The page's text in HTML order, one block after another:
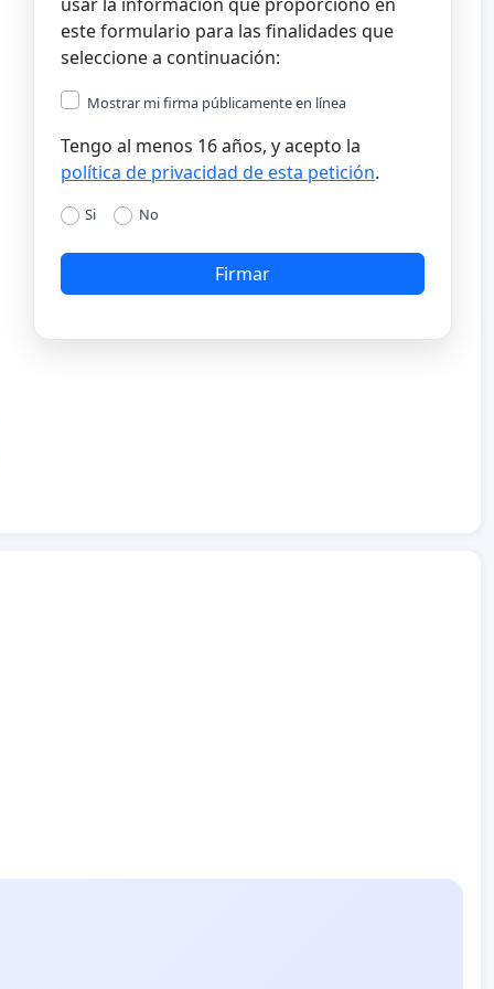
este formulario para las finalidades que
seleccione a continuación:
Mostrar mi firma públicamente en línea
Tengo al menos 16 años, y acepto la
política de privacidad de esta petición.
Si No
Firmar